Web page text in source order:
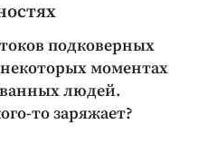
подковерных
моментах
людей.
то заряжает?